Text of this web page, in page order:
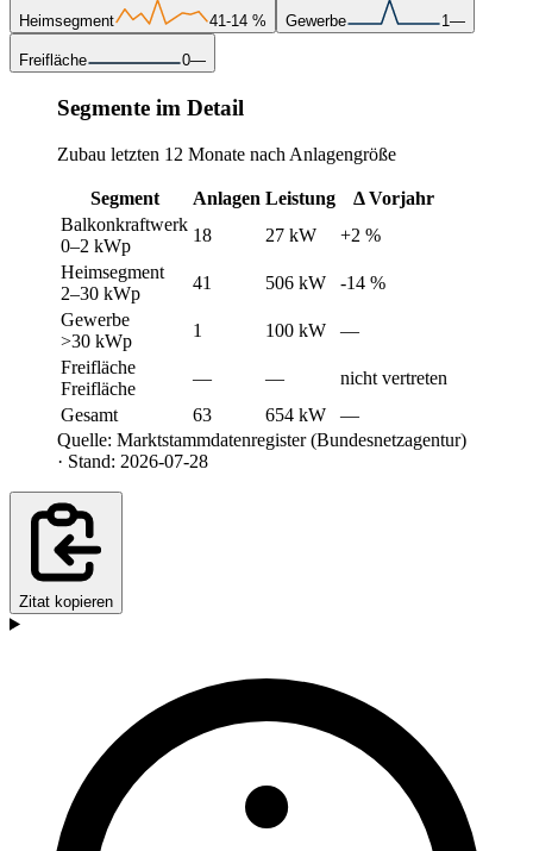
Heimsegment 41-14 % Gewerbe 1—
Freifläche 0—
Segmente im Detail
Zubau letzten 12 Monate nach Anlagengröße
Segment Anlagen Leistung
Δ Vorjahr
Balkonkraftwerk
0–2 kWp
18 27 kW
+2 %
Heimsegment
2–30 kWp
41 506 kW
-14 %
Gewerbe
>30 kWp
1 100 kW
—
Freifläche
Freifläche
— —
nicht vertreten
Gesamt
63 654 kW
—
Quelle: Marktstammdatenregister (Bundesnetzagentur)
· Stand: 2026-07-28
Zitat kopieren